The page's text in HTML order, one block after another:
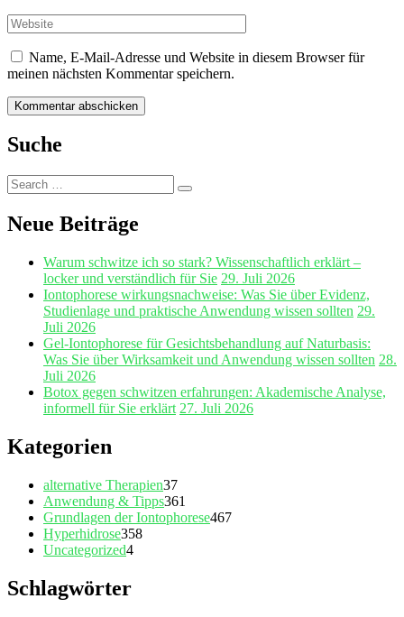
Name, E-Mail-Adresse und Website in diesem Browser für
meinen nächsten Kommentar speichern.
Suche
Search
for:
Search
Neue Beiträge
Warum schwitze ich so stark? Wissenschaftlich erklärt –
locker und verständlich für Sie 29. Juli 2026
Iontophorese wirkungsnachweise: Was Sie über Evidenz,
Studienlage und praktische Anwendung wissen sollten 29.
Juli 2026
Gel‑Iontophorese für Gesichtsbehandlung auf Naturbasis:
Was Sie über Wirksamkeit und Anwendung wissen sollten 28.
Juli 2026
Botox gegen schwitzen erfahrungen: Akademische Analyse,
informell für Sie erklärt 27. Juli 2026
Kategorien
alternative Therapien37
Anwendung & Tipps361
Grundlagen der Iontophorese467
Hyperhidrose358
Uncategorized4
Schlagwörter